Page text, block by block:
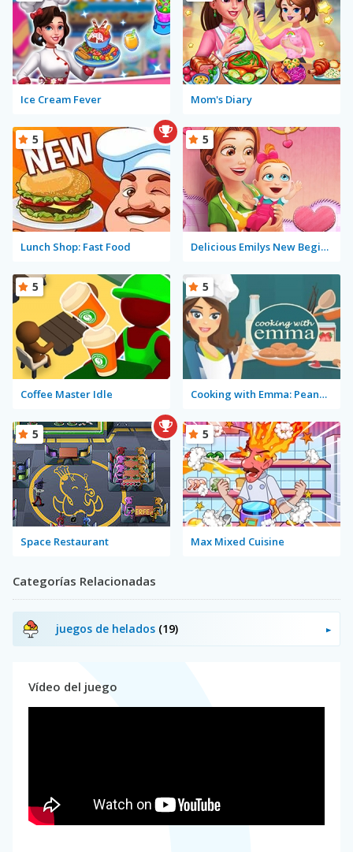
Ice Cream Fever Mom's Diary
Lunch Shop: Fast Food
5
Delicious Emilys New Beginning Valentine's Edition
5
Coffee Master Idle
5
Cooking with Emma: Peanut Butter Cookies
5
Space Restaurant
5
Max Mixed Cuisine
5
Categorías Relacionadas
juegos de helados (19)
Vídeo del juego